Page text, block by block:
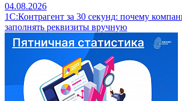
04.08.2026
1С:Контрагент за 30 секунд: почему
заполнять реквизиты вручную